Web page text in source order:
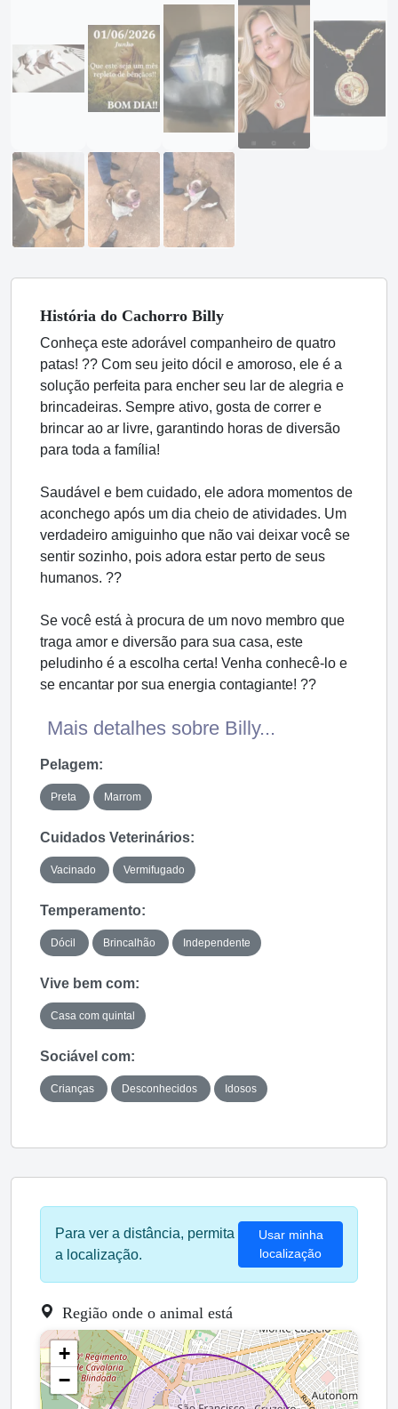
História do Cachorro Billy
Conheça este adorável companheiro de quatro
patas! ?? Com seu jeito dócil e amoroso, ele é a
solução perfeita para encher seu lar de alegria e
brincadeiras. Sempre ativo, gosta de correr e
brincar ao ar livre, garantindo horas de diversão
para toda a família!
Saudável e bem cuidado, ele adora momentos de
aconchego após um dia cheio de atividades. Um
verdadeiro amiguinho que não vai deixar você se
sentir sozinho, pois adora estar perto de seus
humanos. ??
Se você está à procura de um novo membro que
traga amor e diversão para sua casa, este
peludinho é a escolha certa! Venha conhecê-lo e
se encantar por sua energia contagiante! ??
Mais detalhes sobre Billy...
Pelagem:
Preta Marrom
Cuidados Veterinários:
Vacinado Vermifugado
Temperamento:
Dócil Brincalhão Independente
Vive bem com:
Casa com quintal
Sociável com:
Crianças Desconhecidos Idosos
Para ver a distância, permita
a localização.
Usar minha
localização
Região onde o animal está
+
−